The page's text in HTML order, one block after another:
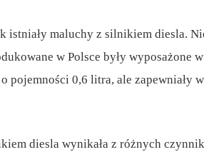
maluchy z silnikiem diesla.
w Polsce były wyposażone
pojemności 0,6 litra, ale zapewniały
diesla wynikała z różnych